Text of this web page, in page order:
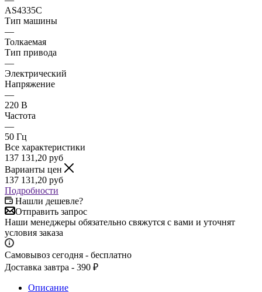
AS4335C
Тип машины
—
Толкаемая
Тип привода
—
Электрический
Напряжение
—
220 В
Частота
—
50 Гц
Все характеристики
137 131,20 руб
Варианты цен
137 131,20 руб
Подробности
Нашли дешевле?
Отправить запрос
Наши менеджеры обязательно свяжутся с вами и уточнят
условия заказа
Самовывоз сегодня - бесплатно
Доставка завтра - 390 ₽
Описание